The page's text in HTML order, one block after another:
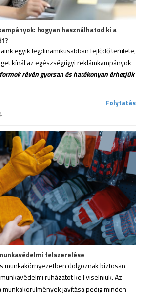
hogyan használhatod ki a
egyik legdinamikusabban fejlődő területe,
kínál az egészségügyi reklámkampányok
révén gyorsan és hatékonyan érhetjük
Folytatás
felszerelése
munkakörnyezetben dolgoznak biztosan
ruházatot kell viselniük. Az
munkakörülmények javítása pedig minden